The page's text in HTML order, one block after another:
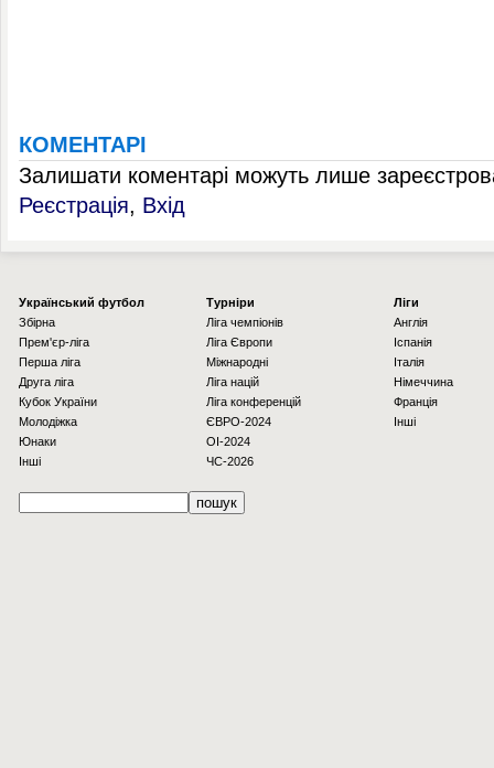
КОМЕНТАРІ
Залишати коментарі можуть лише
Реєстрація, Вхід
Українcький футбол
Збірна
Прем'єр-ліга
Перша ліга
Друга ліга
Кубок України
Молодіжка
Юнаки
Інші
Турніри
Ліга чемпіонів
Ліга Європи
Міжнародні
Ліга націй
Ліга конференцій
ЄВРО-2024
OI-2024
ЧС-2026
Ліги
Англія
Іспанія
Італія
Німеччина
Франція
Інші